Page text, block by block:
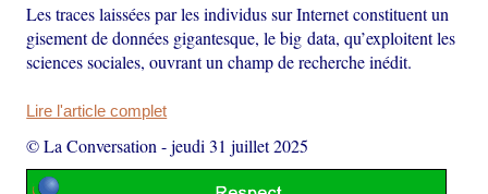
Les traces laissées par les individus sur Internet constituent un
gisement de données gigantesque, le big data, qu’exploitent les
sciences sociales, ouvrant un champ de recherche inédit.
Lire l'article complet
© La Conversation -jeudi 31 juillet 2025